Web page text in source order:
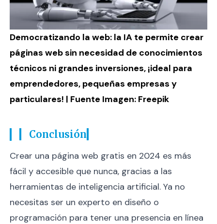
Democratizando la web: la IA te permite crear
páginas web sin necesidad de conocimientos
técnicos ni grandes inversiones, ¡ideal para
emprendedores, pequeñas empresas y
particulares! | Fuente Imagen: Freepik
Conclusión
Crear una página web gratis en 2024 es más
fácil y accesible que nunca, gracias a las
herramientas de inteligencia artificial. Ya no
necesitas ser un experto en diseño o
programación para tener una presencia en línea